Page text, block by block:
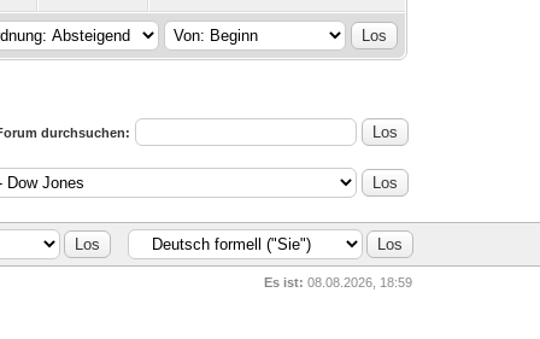
durchsuchen:
Es ist: 08.08.2026, 18:59